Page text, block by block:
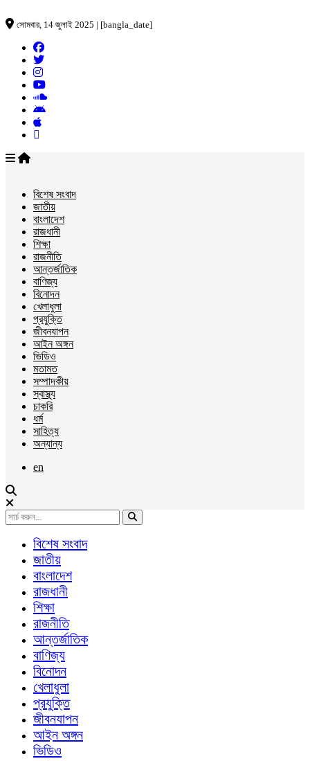
সোমবার, 14 জুলাই 2025 | [bangla_date]
বিশেষ সংবাদ
জাতীয়
বাংলাদেশ
রাজধানী
শিক্ষা
রাজনীতি
আন্তর্জাতিক
বাণিজ্য
বিনোদন
খেলাধুলা
প্রযুক্তি
জীবনযাপন
আইন অঙ্গন
ভিডিও
মতামত
সম্পাদকীয়
স্বাস্থ্য
চাকরি
ধর্ম
সাহিত্য
অন্যান্য
en
বিশেষ সংবাদ
জাতীয়
বাংলাদেশ
রাজধানী
শিক্ষা
রাজনীতি
আন্তর্জাতিক
বাণিজ্য
বিনোদন
খেলাধুলা
প্রযুক্তি
জীবনযাপন
আইন অঙ্গন
ভিডিও